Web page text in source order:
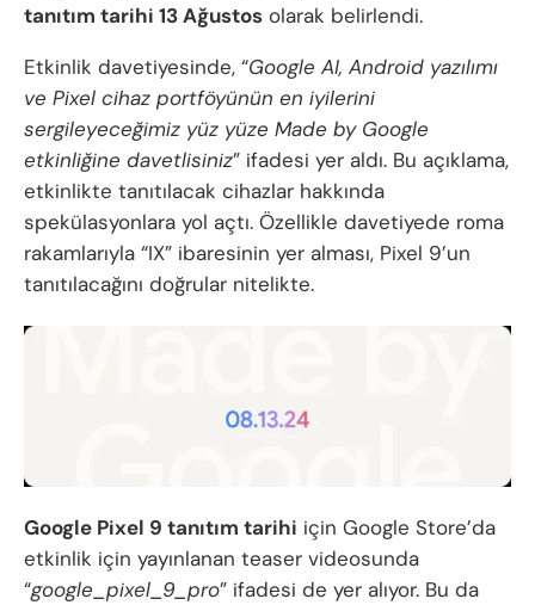
tanıtım tarihi 13 Ağustos olarak belirlendi.
Etkinlik davetiyesinde, “Google AI, Android yazılımı
ve Pixel cihaz portföyünün en iyilerini
sergileyeceğimiz yüz yüze Made by Google
etkinliğine davetlisiniz” ifadesi yer aldı. Bu açıklama,
etkinlikte tanıtılacak cihazlar hakkında
spekülasyonlara yol açtı. Özellikle davetiyede roma
rakamlarıyla “IX” ibaresinin yer alması, Pixel 9’un
tanıtılacağını doğrular nitelikte.
Google Pixel 9 tanıtım tarihi için Google Store’da
etkinlik için yayınlanan teaser videosunda
“google_pixel_9_pro” ifadesi de yer alıyor. Bu da